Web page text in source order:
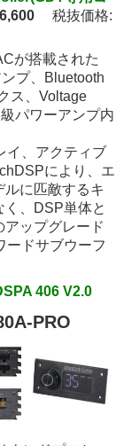
税抜価格:
が搭載された
プ、Bluetooth
ス、Voltage
パワーアンプ内
イ、アクティブ
により、エ
に匹敵するキ
く、DSP単体と
アップグレード
ードサブウーフ
406 V2.0
PRO